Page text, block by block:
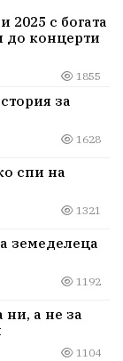
с богата
до концерти
1855
за
1628
спи на
1321
земеделеца
1192
ни, а не за
1104